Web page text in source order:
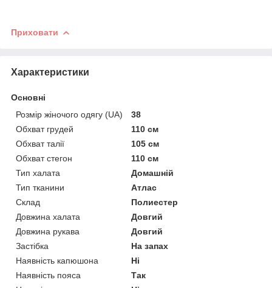
Приховати
Характеристики
Основні
Розмір жіночого одягу (UA)
38
Обхват грудей
110 см
Обхват талії
105 см
Обхват стегон
110 см
Тип халата
Домашній
Тип тканини
Атлас
Склад
Полиестер
Довжина халата
Довгий
Довжина рукава
Довгий
Застібка
На запах
Наявність капюшона
Ні
Наявність пояса
Так